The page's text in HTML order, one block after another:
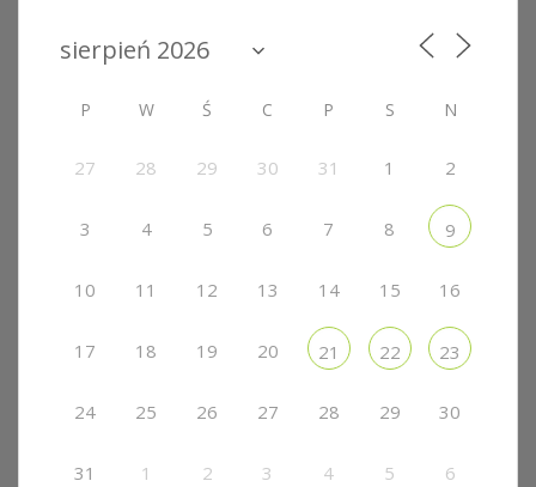
P W Ś C P S N
27 28 29 30 31 1 2
3 4 5 6 7 8 9
10 11 12 13 14 15 16
17 18 19 20 21 22 23
24 25 26 27 28 29 30
31 1 2 3 4 5 6